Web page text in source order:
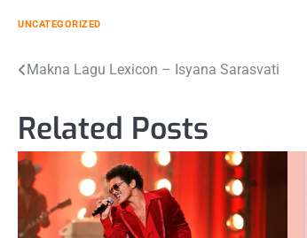
UNCATEGORIZED
Post
Makna Lagu Lexicon – Isyana Sarasvati
Related Posts